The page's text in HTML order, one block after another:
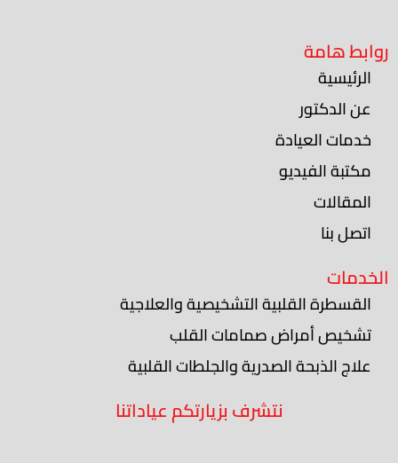
روابط هامة
الرئيسية
عن الدكتور
خدمات العيادة
مكتبة الفيديو
المقالات
اتصل بنا
الخدمات
القسطرة القلبية التشخيصية والعلاجية
تشخيص أمراض صمامات القلب
علاج الذبحة الصدرية والجلطات القلبية
نتشرف بزيارتكم عياداتنا